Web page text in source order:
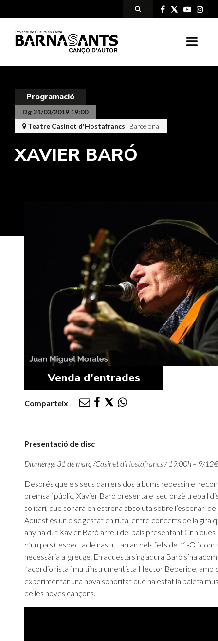
Programació
Dg 31/03/2019 19:00
Teatre Casinet d'Hostafrancs
, Barcelona
XAVIER BARÓ
Venda d'entrades
Comparteix
Presentació de disc
Diumenge 31 de març /Casinet d’Hostafrancs / 19:00h – 9/12€
Després que els seus darrers dos àlbums rebessin el
premsa i públic, Xavier Baró presenta el seu onzè treball
solitari, que sonarà en estrena absoluta sobre l’escenari
Aquest és un disc gestat en ruta, entre concerts de la gira
any ha dut Xavier Baró arreu del país presentant Cr
d’un pa s), espectacle nascut arran dels fets de l’1-O i com
necessària al greuge. En aquesta singladura Baró s’ha
l’acordionista i multiinstrumentista Héctor Beberide, amb
experimentar una nova sonoritat que ha estat la paleta
de les noves cançons.